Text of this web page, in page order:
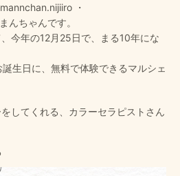
・
んちゃんです。
今年の12月25日で、まる10年にな
生日に、無料で体験できるマルシェ
してくれる、カラーセラピストさん